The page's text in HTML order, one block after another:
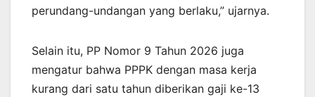
perundang-undangan yang berlaku,” ujarnya.
Selain itu, PP Nomor 9 Tahun 2026 juga
mengatur bahwa PPPK dengan masa kerja
kurang dari satu tahun diberikan gaji ke-13